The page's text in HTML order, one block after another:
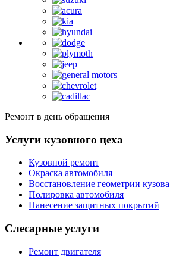
Ремонт в день обращения
Услуги кузовного цеха
Кузовной ремонт
Окраска автомобиля
Восстановление геометрии кузова
Полировка автомобиля
Нанесение защитных покрытий
Слесарные услуги
Ремонт двигателя